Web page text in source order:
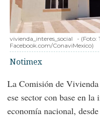
vivienda_interes_social - (Foto:
Facebook.com/ConaviMexico)
Notimex
La Comisión de Vivienda
ese sector con base en
economía nacional,